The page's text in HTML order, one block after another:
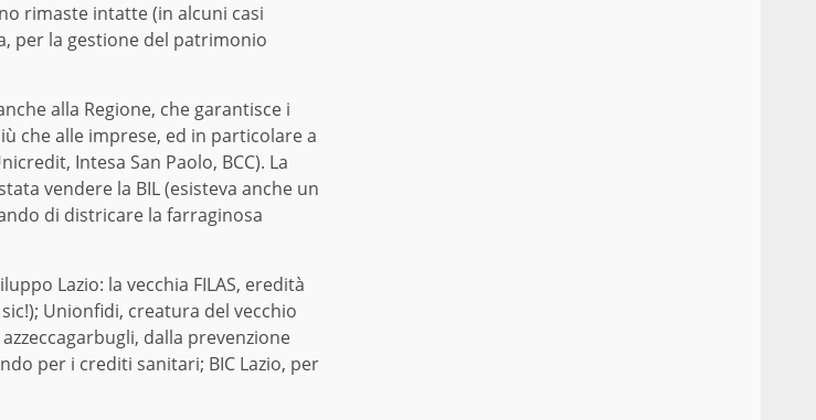
rimaste intatte (in alcuni casi
per la gestione del patrimonio
alla Regione, che garantisce i
che alle imprese, ed in particolare a
Intesa San Paolo, BCC). La
vendere la BIL (esisteva anche un
di districare la farraginosa
Lazio: la vecchia FILAS, eredità
Unionfidi, creatura del vecchio
dalla prevenzione
per i crediti sanitari; BIC Lazio, per